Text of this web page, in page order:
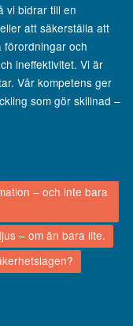
vi bidrar till en
att säkerställa att
förordningar och
ineffektivitet. Vi är
Vår kompetens ger
som gör skillnad –
– och inte bara
– om än bara lite.